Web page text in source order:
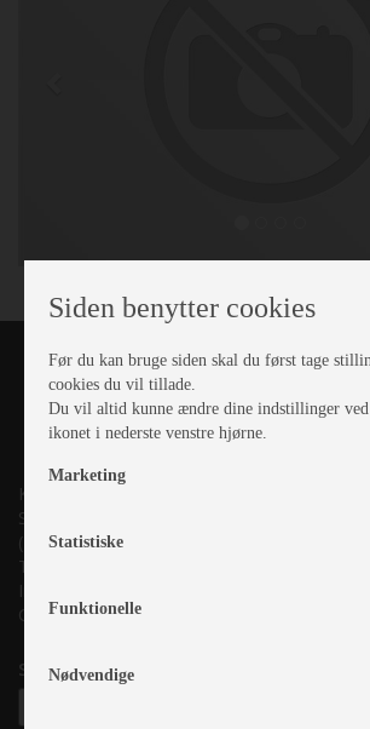
Kronjyllands Camping Center A/S
Suderholmen 10, 8960 Randers SØ
(Lige ud til Grenåvej)
Tlf. +45 87 10 98 70
Info@as-kcc.dk
CVR: 33 38 77 33
Samtykke til nyhedsbrev
Siden benytter cookies
Før du kan bruge siden skal du først tage
cookies du vil tillade.
Du vil altid kunne ændre dine indstillinger
ikonet i nederste venstre hjørne.
Marketing
Statistiske
Funktionelle
Nødvendige